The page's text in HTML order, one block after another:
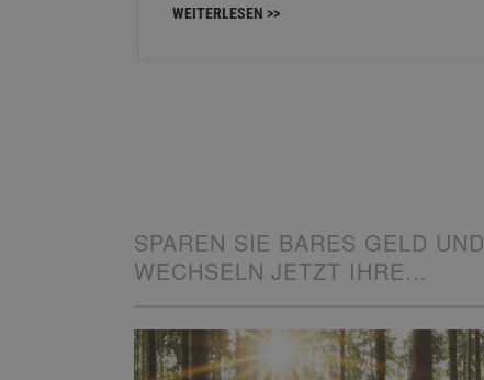
WEITERLESEN >>
SPAREN SIE BARES GELD UND
WECHSELN JETZT IHRE